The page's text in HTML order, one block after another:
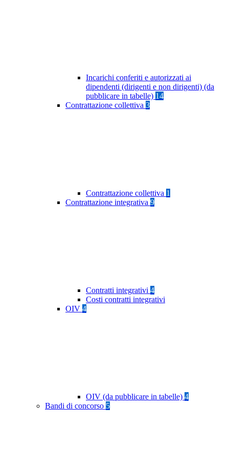
Incarichi conferiti e autorizzati ai
dipendenti (dirigenti e non dirigenti) (da
pubblicare in tabelle) 14
Contrattazione collettiva 3
Contrattazione collettiva 1
Contrattazione integrativa 9
Contratti integrativi 4
Costi contratti integrativi
OIV 4
OIV (da pubblicare in tabelle) 4
Bandi di concorso 5